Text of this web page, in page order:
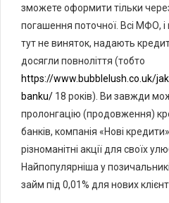
зможете оформити тільки
погашення поточної. Всі МФО, і
тут не виняток, надають
досягли повноліття (тобто
https://www.bubblelush.co.uk/
banku/ 18 років). Ви завжди
пролонгацію (продовження)
банків, компанія «Нові
різноманітні акції для своїх
Найпопулярніша у
займ під 0,01% для нових